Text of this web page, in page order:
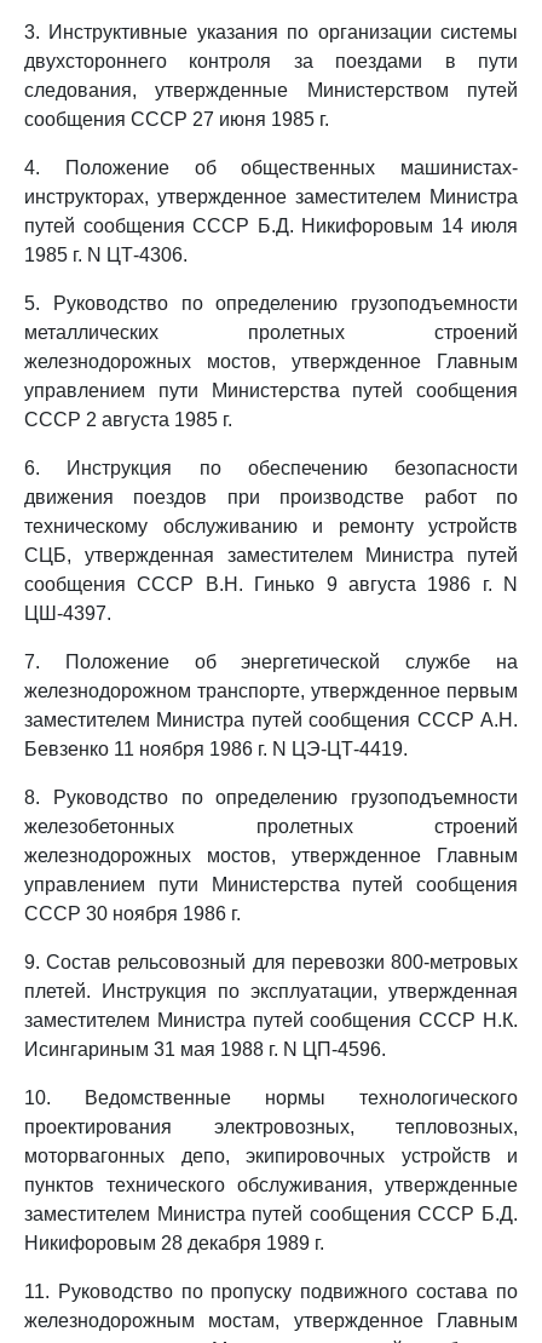
3. Инструктивные указания по организации системы
двухстороннего контроля за поездами в пути
следования, утвержденные Министерством путей
сообщения СССР 27 июня 1985 г.
4. Положение об общественных машинистах-
инструкторах, утвержденное заместителем Министра
путей сообщения СССР Б.Д. Никифоровым 14 июля
1985 г. N ЦТ-4306.
5. Руководство по определению грузоподъемности
металлических пролетных строений
железнодорожных мостов, утвержденное Главным
управлением пути Министерства путей сообщения
СССР 2 августа 1985 г.
6. Инструкция по обеспечению безопасности
движения поездов при производстве работ по
техническому обслуживанию и ремонту устройств
СЦБ, утвержденная заместителем Министра путей
сообщения СССР В.Н. Гинько 9 августа 1986 г. N
ЦШ-4397.
7. Положение об энергетической службе на
железнодорожном транспорте, утвержденное первым
заместителем Министра путей сообщения СССР А.Н.
Бевзенко 11 ноября 1986 г. N ЦЭ-ЦТ-4419.
8. Руководство по определению грузоподъемности
железобетонных пролетных строений
железнодорожных мостов, утвержденное Главным
управлением пути Министерства путей сообщения
СССР 30 ноября 1986 г.
9. Состав рельсовозный для перевозки 800-метровых
плетей. Инструкция по эксплуатации, утвержденная
заместителем Министра путей сообщения СССР Н.К.
Исингариным 31 мая 1988 г. N ЦП-4596.
10. Ведомственные нормы технологического
проектирования электровозных, тепловозных,
моторвагонных депо, экипировочных устройств и
пунктов технического обслуживания, утвержденные
заместителем Министра путей сообщения СССР Б.Д.
Никифоровым 28 декабря 1989 г.
11. Руководство по пропуску подвижного состава по
железнодорожным мостам, утвержденное Главным